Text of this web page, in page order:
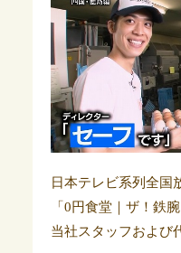
日本テレビ系列全国
「0円食堂｜ザ！鉄
当社スタッフおよび